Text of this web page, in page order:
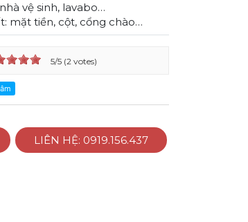
vệ sinh, lavabo…
mặt tiền, cột, cổng chào…
5/5 (2 votes)
LIÊN HỆ: 0919.156.437